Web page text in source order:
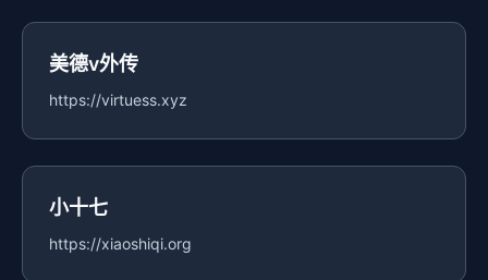
美德v外传
https://virtuess.xyz
小十七
https://xiaoshiqi.org